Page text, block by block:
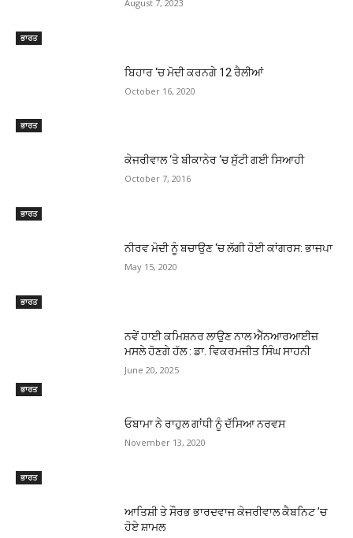
ਭਾਰਤ
August 7, 2023
ਭਾਰਤ
ਬਿਹਾਰ ‘ਚ ਮੋਦੀ ਕਰਨਗੇ 12 ਰੈਲੀਆਂ
October 16, 2020
ਭਾਰਤ
ਕੇਜਰੀਵਾਲ ‘ਤੇ ਬੀਕਾਨੇਰ ‘ਚ ਸੁੱਟੀ ਗਈ ਸਿਆਹੀ
October 7, 2016
ਭਾਰਤ
ਨੀਰਵ ਮੋਦੀ ਨੂੰ ਬਚਾਉਣ ‘ਚ ਲੱਗੀ ਹੋਈ ਕਾਂਗਰਸ: ਭਾਜਪਾ
May 15, 2020
ਭਾਰਤ
ਨਵੇਂ ਹਾਈ ਕਮਿਸ਼ਨਰ ਲਾਉਣ ਨਾਲ ਐੱਨਆਰਆਈਜ਼
ਮਸਲੇ ਹੋਣਗੇ ਹੱਲ : ਡਾ. ਵਿਕਰਮਜੀਤ ਸਿੰਘ ਸਾਹਨੀ
June 20, 2025
ਭਾਰਤ
ਓਬਾਮਾ ਨੇ ਰਾਹੁਲ ਗਾਂਧੀ ਨੂੰ ਦੱਸਿਆ ਨਰਵਸ
November 13, 2020
ਆਤਿਸ਼ੀ ਤੇ ਸੌਰਭ ਭਾਰਦਵਾਜ ਕੇਜਰੀਵਾਲ ਕੈਬਨਿਟ ’ਚ
ਹੋਏ ਸ਼ਾਮਲ